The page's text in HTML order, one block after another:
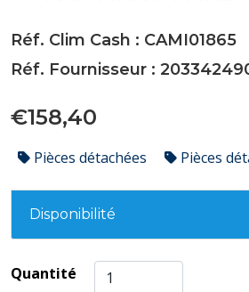
Réf. Clim Cash : CAMI01865
Réf. Fournisseur :
€158,40
Pièces détachées Pièces
Disponibilité
Quantité